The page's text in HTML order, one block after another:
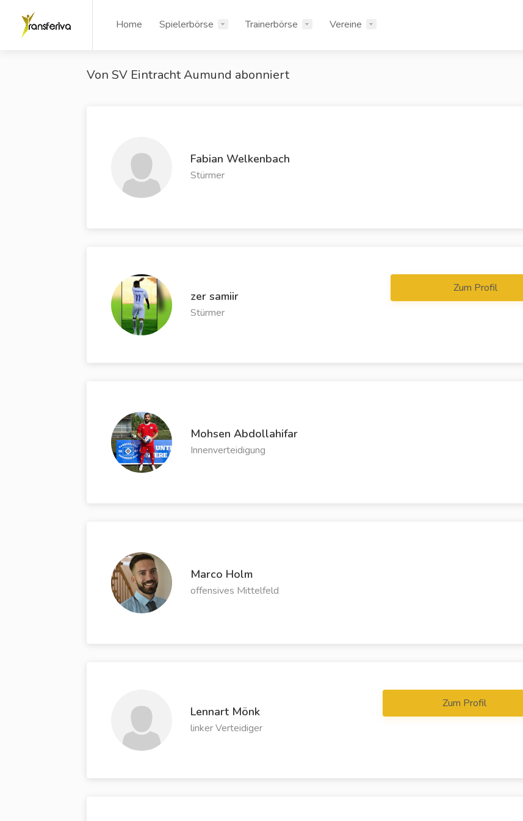
Home Spielerbörse Trainerbörse Vereine
Von SV Eintracht Aumund abonniert
Fabian Welkenbach
Stürmer
zer samiir
Stürmer
Zum Profil
Mohsen Abdollahifar
Innenverteidigung
Marco Holm
offensives Mittelfeld
Lennart Mönk
linker Verteidiger
Zum Profil